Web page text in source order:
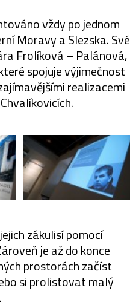
vždy po jednom
Moravy a Slezska. Své
Frolíková – Palánová,
spojuje výjimečnost
realizacemi
zákulisí pomocí
je až do konce
prostorách začíst
si prolistovat malý